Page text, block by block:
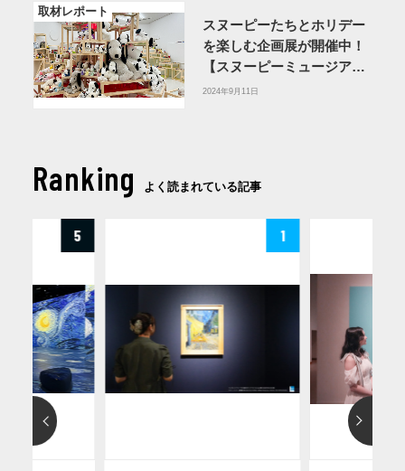
取材レポート
スヌーピーたちとホリデー
を楽しむ企画展が開催中！
【スヌーピーミュージア
ム】
2024年9月11日
Ranking よく読まれている記事
5 1